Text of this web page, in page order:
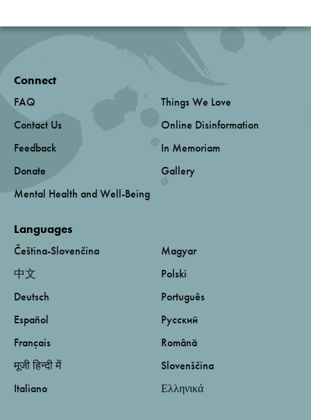
Connect
FAQ
Contact Us
Feedback
Donate
Mental Health and Well-Being
Things We Love
Online Disinformation
In Memoriam
Gallery
Languages
Čeština-Slovenčina
中文
Deutsch
Español
Français
मूजी हिन्दी में
Italiano
Magyar
Polski
Português
Русский
Română
Slovenščina
Ελληνικά